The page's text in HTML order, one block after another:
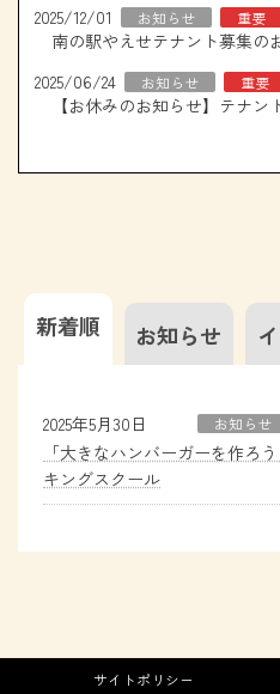
2025/12/01
お知らせ 重要
南の駅やえせテナント募集の
2025/06/24
お知らせ 重要
新着順 お知らせ
2025年5月30日 お知らせ
「大きなハンバーガーを作ろ
キングスクール
サイトポリシー